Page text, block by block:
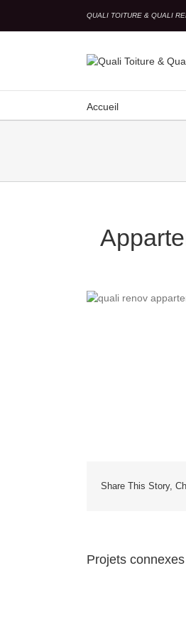
content
QUALI TOITURE & QUALI
Accueil
Share This Story,
Projets connexes